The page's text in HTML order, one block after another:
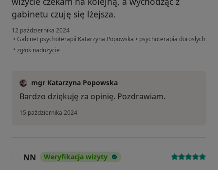
gabinetu czuję się lżejsza.
12 października 2024
• Gabinet psychoterapii Katarzyna Popowska • psychoterapia dorosłych
• w opinii użytkownika Magda
zgłoś nadużycie
mgr Katarzyna Popowska
Bardzo dziękuję za opinię. Pozdrawiam.
15 października 2024
NN Weryfikacja wizyty